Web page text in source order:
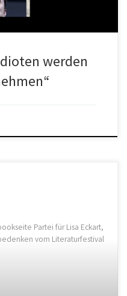
werden
Partei für Lisa Eckart,
vom Literaturfestival